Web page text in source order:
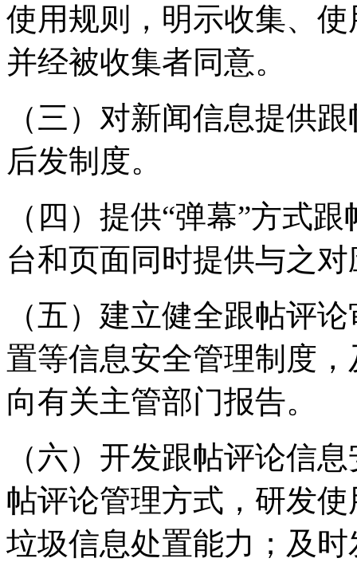
使用规则，明示收集、
并经被收集者同意。
（三）对新闻信息提供
后发制度。
（四）提供“弹幕”方式
台和页面同时提供与之
（五）建立健全跟帖评
置等信息安全管理制度
向有关主管部门报告。
（六）开发跟帖评论信
帖评论管理方式，研发
垃圾信息处置能力；及